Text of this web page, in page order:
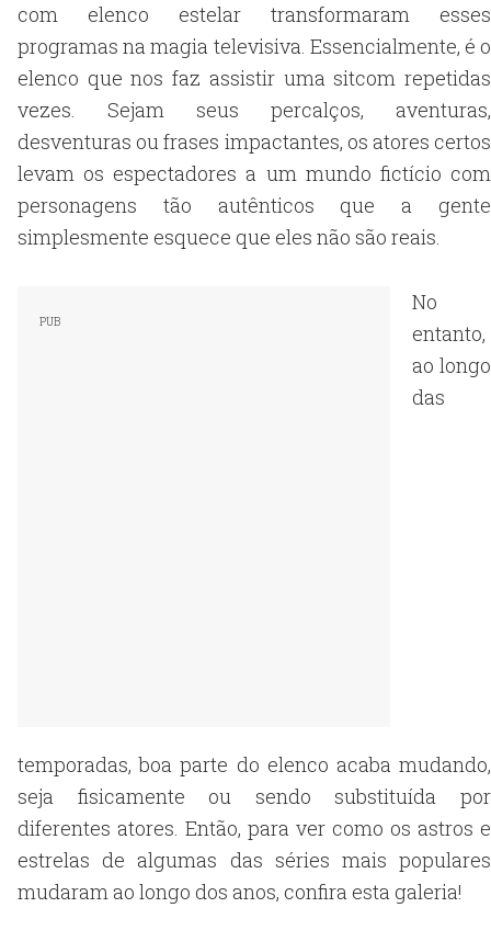
com elenco estelar transformaram esses
programas na magia televisiva. Essencialmente, é o
elenco que nos faz assistir uma sitcom repetidas
vezes. Sejam seus percalços, aventuras,
desventuras ou frases impactantes, os atores certos
levam os espectadores a um mundo fictício com
personagens tão autênticos que a gente
simplesmente esquece que eles não são reais.
No
entanto,
ao longo
das
temporadas, boa parte do elenco acaba mudando,
seja fisicamente ou sendo substituída por
diferentes atores. Então, para ver como os astros e
estrelas de algumas das séries mais populares
mudaram ao longo dos anos, confira esta galeria!